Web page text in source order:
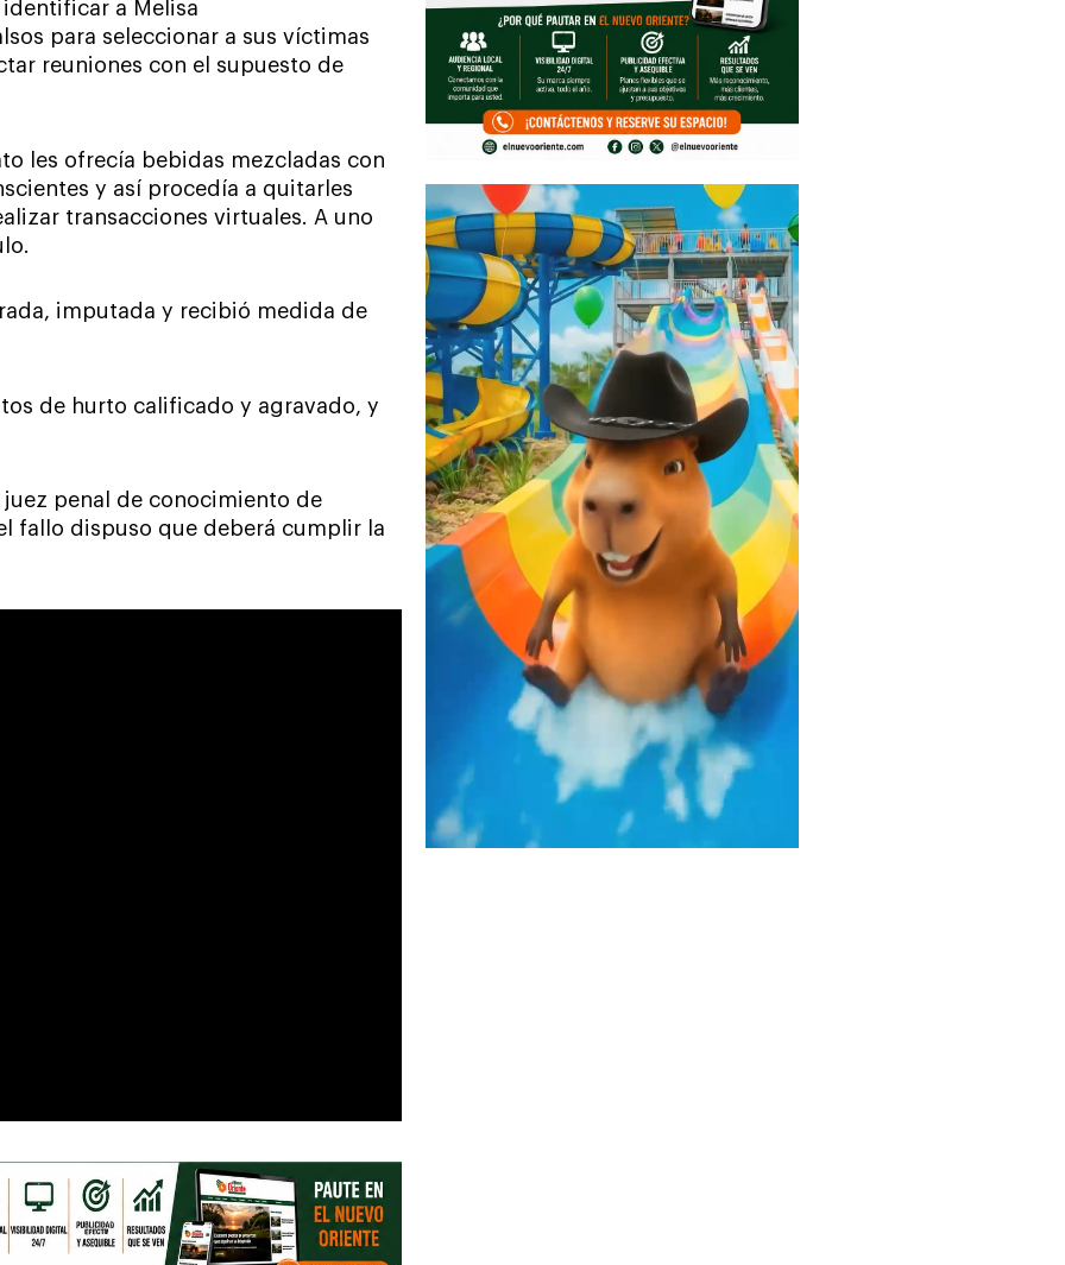
a Melisa
para seleccionar a sus víctimas
reuniones con el supuesto de
les ofrecía bebidas mezcladas con
y así procedía a quitarles
transacciones virtuales. A uno
imputada y recibió medida de
de hurto calificado y agravado, y
penal de conocimiento de
fallo dispuso que deberá cumplir la